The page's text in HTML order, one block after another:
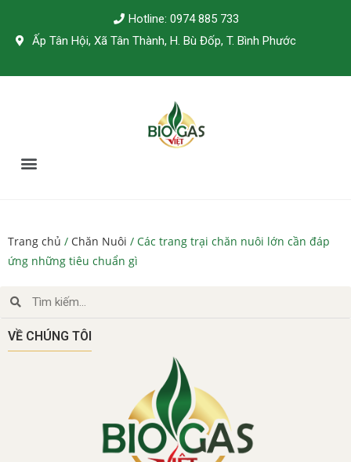
Hotline: 0974 885 733
Ấp Tân Hội, Xã Tân Thành, H. Bù Đốp, T. Bình Phước
Trang chủ / Chăn Nuôi / Các trang trại chăn nuôi lớn cần đáp
ứng những tiêu chuẩn gì
VỀ CHÚNG TÔI